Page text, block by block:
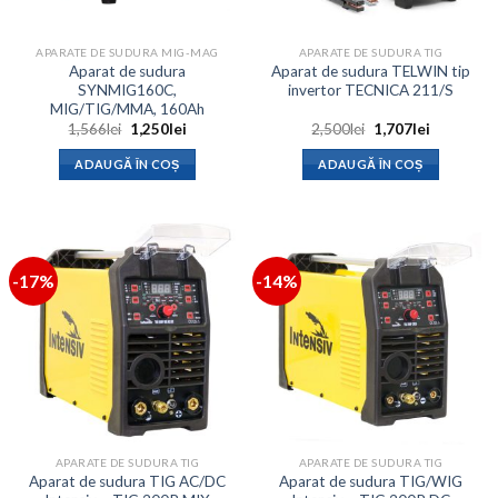
APARATE DE SUDURA MIG-MAG
Aparat de sudura
SYNMIG160C,
MIG/TIG/MMA, 160Ah
1,566lei Prețul
inițial
a
fost:
1,566lei.
1,250leiPrețul
ADAUGĂ ÎN COȘ
APARATE DE SUDURA TIG
Aparat de sudura TELWIN tip
invertor TECNICA 211/S
2,500lei Prețul
inițial
a
fost:
2,500lei.
1,707leiPrețul
ADAUGĂ ÎN COȘ
-17%
APARATE DE SUDURA TIG
Aparat de sudura TIG AC/DC
-14%
APARATE DE SUDURA TIG
Aparat de sudura TIG/WIG